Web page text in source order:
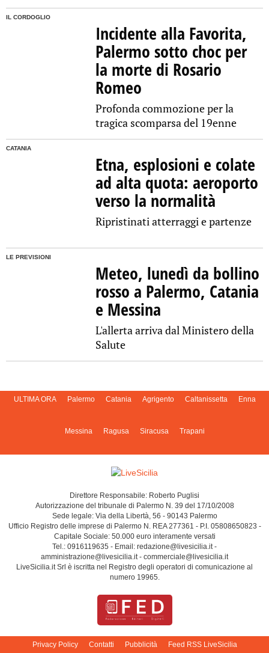
IL CORDOGLIO
Incidente alla Favorita,
Palermo sotto choc per
la morte di Rosario
Romeo
Profonda commozione per la
tragica scomparsa del 19enne
CATANIA
Etna, esplosioni e colate
ad alta quota: aeroporto
verso la normalità
Ripristinati atterraggi e partenze
LE PREVISIONI
Meteo, lunedì da bollino
rosso a Palermo, Catania
e Messina
L'allerta arriva dal Ministero della
Salute
ULTIMA ORA Palermo Catania Agrigento Caltanissetta Enna
Messina Ragusa Siracusa Trapani
Direttore Responsabile: Roberto Puglisi
Autorizzazione del tribunale di Palermo N. 39 del 17/10/2008
Sede legale: Via della Libertà, 56 - 90143 Palermo
Ufficio Registro delle imprese di Palermo N. REA 277361 - P.I. 05808650823 -
Capitale Sociale: 50.000 euro interamente versati
Tel.: 0916119635 - Email: redazione@livesicilia.it -
amministrazione@livesicilia.it - commerciale@livesicilia.it
LiveSicilia.it Srl è iscritta nel Registro degli operatori di comunicazione al
numero 19965.
Privacy Policy Contatti Pubblicità Feed RSS LiveSicilia